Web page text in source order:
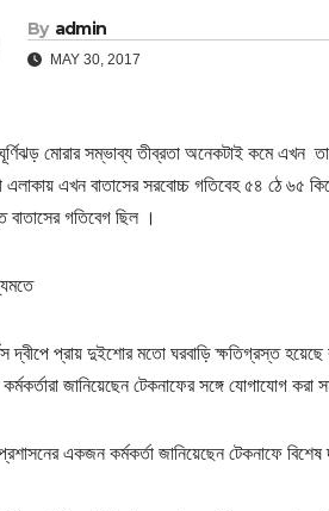
By admin
MAY 30, 2017
মোরার সম্ভাব্য তীব্রতা অনেকটাই কমে এখন
এলাকায় এখন বাতাসের সরবোচ্চ গতিবেহ ৫৪ ঠে
বাতাসের গতিবেগ ছিল ।
দ্বীপে প্রায় দুইশোর মতো ঘরবাড়ি ক্ষতিগ্রস্ত
জানিয়েছেন টেকনাফের সঙ্গে যোগাযোগ করা
একজন কর্মকর্তা জানিয়েছেন টেকনাফে